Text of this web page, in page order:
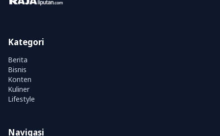
Kategori
Berita
Bisnis
Konten
Kuliner
Lifestyle
Navigasi